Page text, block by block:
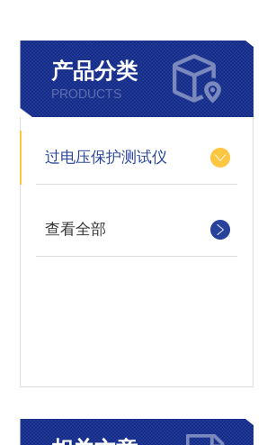
产品分类
PRODUCTS
过电压保护测试仪
查看全部